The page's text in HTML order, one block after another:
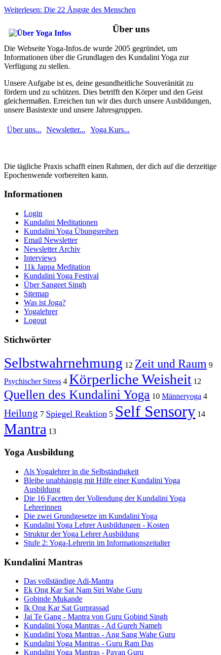
Weiterlesen: Die 22 Ängste des Menschen
Über uns
Die Webseite Yoga-Infos.de wurde 2005 gegründet, um
Informationen über die Grundlagen des Kundalini Yoga zur
Verfügung zu stellen.
Unsere Aufgabe ist es, deine gesundheitliche Souveränität zu
fördern und zu schützen. Dies betrifft den Körper und den Geist
gleichermaßen. Erreichen tun wir dies durch unsere Ausbildungen,
unsere Basistexte und unsere Jahresgruppen.
Über uns... Newsletter... Yoga Kurs...
Die tägliche Praxis schafft einen Rahmen, der dich auf die derzeitige
Epochenwende vorbereiten kann.
Informationen
Login
Kundalini Meditationen
Kundalini Yoga Übungsreihen
Email Newsletter
Newsletter Archiv
Interviews
11k Jappa Meditation
Kundalini Yoga Festival
Über Sangeet Singh
Sitemap
Was ist Joga?
Yogalehrer
Logout
Stichwörter
Selbstwahrnehmung 12 Zeit und Raum 9
Psychischer Stress 4 Körperliche Weisheit 12
Quellen des Kundalini Yoga 10 Männeryoga 4
Heilung 7 Spiegel Reaktion 5 Self Sensory 14
Mantra 13
Yoga Ausbildung
Als Yogalehrer in die Selbständigkeit
Bleibe unabhängig mit Hilfe einer Kundalini Yoga
Ausbildung
Die 16 Facetten der Vollendung der Kundalini Yoga
Lehrerinnen
Die zwei Grundgesetze im Kundalini Yoga
Kundalini Yoga Lehrer Ausbildungen - Kosten
Struktur der Yoga Lehrer Ausbildung
Stufe 2: Yoga-Lehrerin im Informationszeitalter
Kundalini Mantras
Das vollständige Adi-Mantra
Ek Ong Kar Sat Nam Siri Wahe Guru
Gobinde Mukande
Ik Ong Kar Sat Gurprassad
Jai Te Gang - Mantra von Guru Gobind Singh
Kundalini Yoga Mantras - Ad Gureh Nameh
Kundalini Yoga Mantras - Ang Sang Wahe Guru
Kundalini Yoga Mantras - Guru Ram Das
Kundalini Yoga Mantras - Pavan Guru